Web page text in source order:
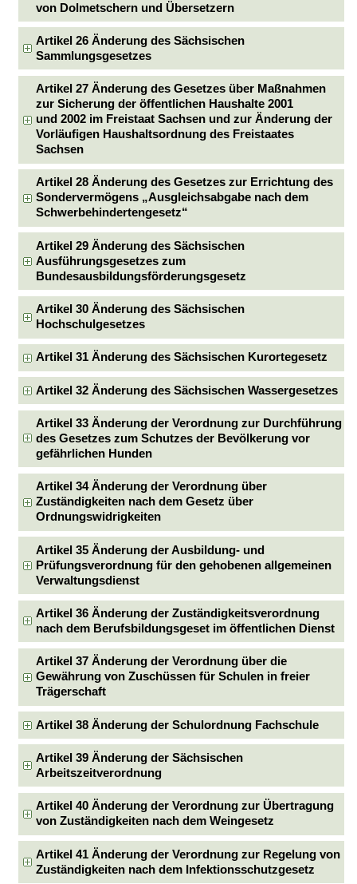
von Dolmetschern und Übersetzern
Artikel 26 Änderung des Sächsischen
Sammlungsgesetzes
Artikel 27 Änderung des Gesetzes über Maßnahmen
zur Sicherung der öffentlichen Haushalte 2001
und 2002 im Freistaat Sachsen und zur Änderung der
Vorläufigen Haushaltsordnung des Freistaates
Sachsen
Artikel 28 Änderung des Gesetzes zur Errichtung des
Sondervermögens „Ausgleichsabgabe nach dem
Schwerbehindertengesetz“
Artikel 29 Änderung des Sächsischen
Ausführungsgesetzes zum
Bundesausbildungsförderungsgesetz
Artikel 30 Änderung des Sächsischen
Hochschulgesetzes
Artikel 31 Änderung des Sächsischen Kurortegesetz
Artikel 32 Änderung des Sächsischen Wassergesetzes
Artikel 33 Änderung der Verordnung zur Durchführung
des Gesetzes zum Schutzes der Bevölkerung vor
gefährlichen Hunden
Artikel 34 Änderung der Verordnung über
Zuständigkeiten nach dem Gesetz über
Ordnungswidrigkeiten
Artikel 35 Änderung der Ausbildung- und
Prüfungsverordnung für den gehobenen allgemeinen
Verwaltungsdienst
Artikel 36 Änderung der Zuständigkeitsverordnung
nach dem Berufsbildungsgeset im öffentlichen Dienst
Artikel 37 Änderung der Verordnung über die
Gewährung von Zuschüssen für Schulen in freier
Trägerschaft
Artikel 38 Änderung der Schulordnung Fachschule
Artikel 39 Änderung der Sächsischen
Arbeitszeitverordnung
Artikel 40 Änderung der Verordnung zur Übertragung
von Zuständigkeiten nach dem Weingesetz
Artikel 41 Änderung der Verordnung zur Regelung von
Zuständigkeiten nach dem Infektionsschutzgesetz